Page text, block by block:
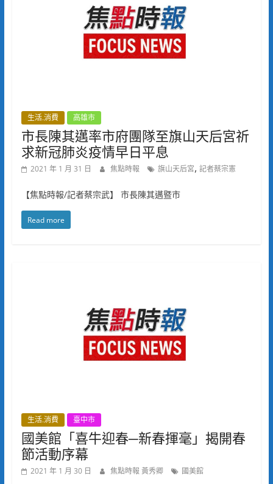
生活.消費 高雄市
市長陳其邁率市府團隊至旗山天后宮祈
求新冠肺炎疫情早日平息
2021 年 1 月 31 日 焦點時報 旗山天后宮, 記者蔡宗憲
【焦點時報/記者蔡宗武】 市長陳其邁暨市
Read more
生活.消費 臺中市
國美館「喜牛迎春─新春揮毫」揭開春
節活動序幕
2021 年 1 月 30 日 焦點時報 黃秀卿 國美館